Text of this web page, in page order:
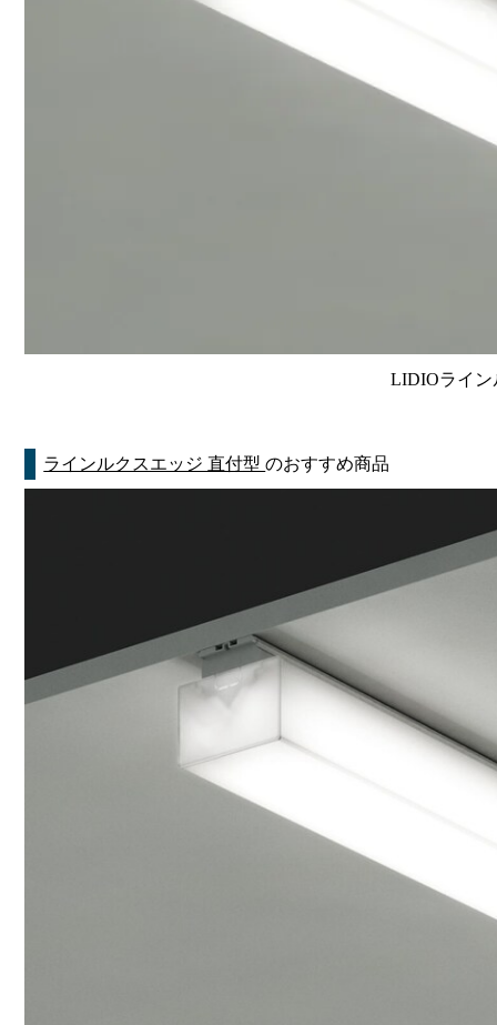
LIDIOライン
ラインルクスエッジ 直付型のおすすめ商品